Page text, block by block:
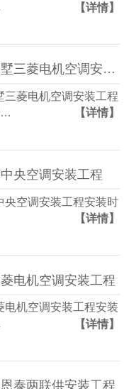
【详情】
山水世纪别墅三菱电机空调安装工程
三菱电机空调安装工程
【详情】
央空调安装工程
央空调安装工程安装时
【详情】
电机空调安装工程
电机空调安装工程安装
【详情】
泰两联供安装工程